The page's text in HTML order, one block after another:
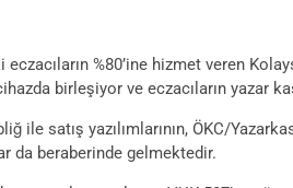
eczacıların %80’ine hizmet veren
birleşiyor ve eczacıların yazar
ile satış yazılımlarının, ÖKC/
da beraberinde gelmektedir.